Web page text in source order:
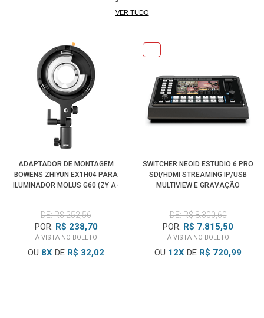
VER TUDO
ADAPTADOR DE MONTAGEM
BOWENS ZHIYUN EX1H04 PARA
ILUMINADOR MOLUS G60 (ZY A-
DE: R$ 252,56
POR: R$ 238,70
À VISTA NO BOLETO
OU 8X DE R$ 32,02
SWITCHER NEOID ESTUDIO 6 PRO
SDI/HDMI STREAMING IP/USB
MULTIVIEW E GRAVAÇÃO
DE: R$ 8.300,60
POR: R$ 7.815,50
À VISTA NO BOLETO
OU 12X DE R$ 720,99